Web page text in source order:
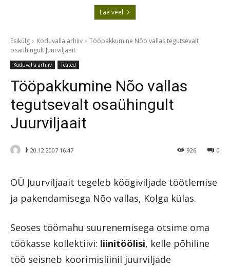
Lae veel
Esikülg Koduvalla arhiiv
Tööpakkumine Nõo vallas tegutsevalt
osaühingult Juurviljaait
Koduvalla arhiiv Teated
Tööpakkumine Nõo vallas
tegutsevalt osaühingult
Juurviljaait
ᚦ 0
20.12.2007 16.47 926
OÜ Juurviljaait tegeleb köögiviljade töötlemise
ja pakendamisega Nõo vallas, Kolga külas.
Seoses töömahu suurenemisega otsime oma
töökasse kollektiivi: liinitöölisi, kelle põhiline
töö seisneb koorimisliinil juurviljade